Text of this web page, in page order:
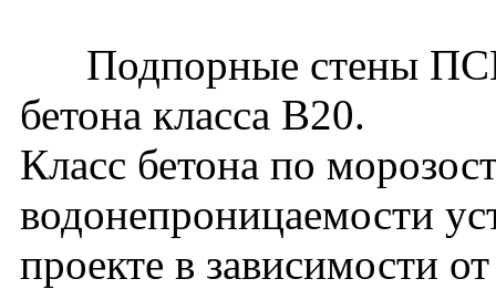
Подпорные стены
бетона класса В20.
Класс бетона по
водонепроницаемости
проекте в зависимости